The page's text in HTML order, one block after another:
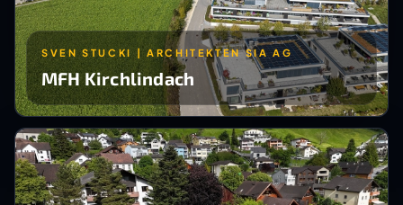
SVEN STUCKI | ARCHITEKTEN SIA AG
MFH Kirchlindach